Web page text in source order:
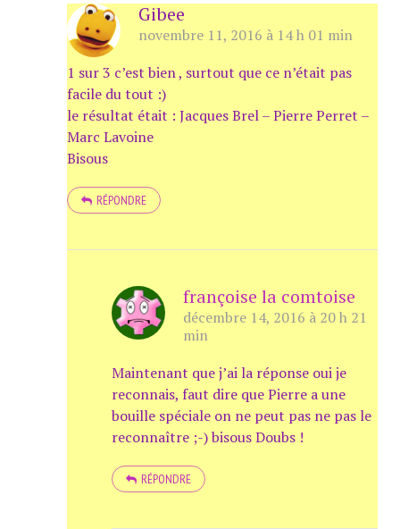
Gibee
novembre 11, 2016 à 14 h 01 min
1 sur 3 c’est bien , surtout que ce n’était pas
facile du tout :)
le résultat était : Jacques Brel – Pierre Perret –
Marc Lavoine
Bisous
RÉPONDRE
françoise la comtoise
décembre 14, 2016 à 20 h 21
min
Maintenant que j’ai la réponse oui je
reconnais, faut dire que Pierre a une
bouille spéciale on ne peut pas ne pas le
reconnaître ;-) bisous Doubs !
RÉPONDRE